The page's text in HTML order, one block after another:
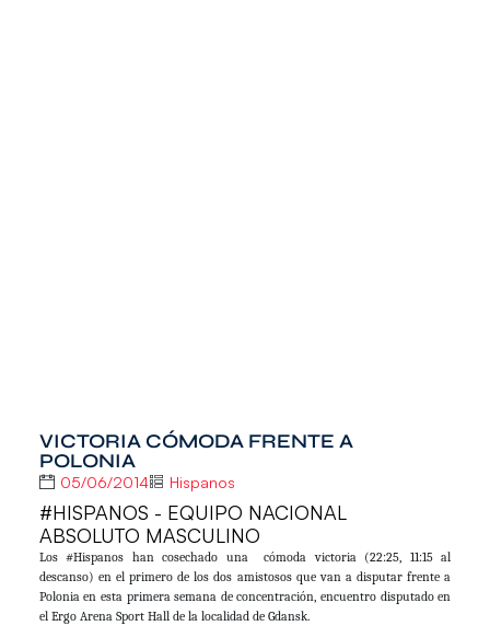
VICTORIA CÓMODA FRENTE A
POLONIA
05/06/2014 Hispanos
#HISPANOS - EQUIPO NACIONAL
ABSOLUTO MASCULINO
Los #Hispanos han cosechado una cómoda victoria (22:25, 11:15 al
descanso) en el primero de los dos amistosos que van a disputar frente a
Polonia en esta primera semana de concentración, encuentro disputado en
el Ergo Arena Sport Hall de la localidad de Gdansk.